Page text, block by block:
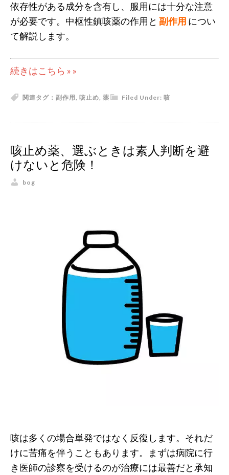
依存性がある成分を含有し、服用には十分な注意
が必要です。中枢性鎮咳薬の作用と 副作用 につい
て解説します。
続きはこちら » »
Filed Under: 咳
関連タグ： 副作用 , 咳止め, 薬
咳止め薬、選ぶときは素人判断を避
けないと危険！
bog
咳は多くの場合単発ではなく反復します。それだ
けに苦痛を伴うこともあります。まずは病院に行
き医師の診察を受けるのが治療には最善だと承知